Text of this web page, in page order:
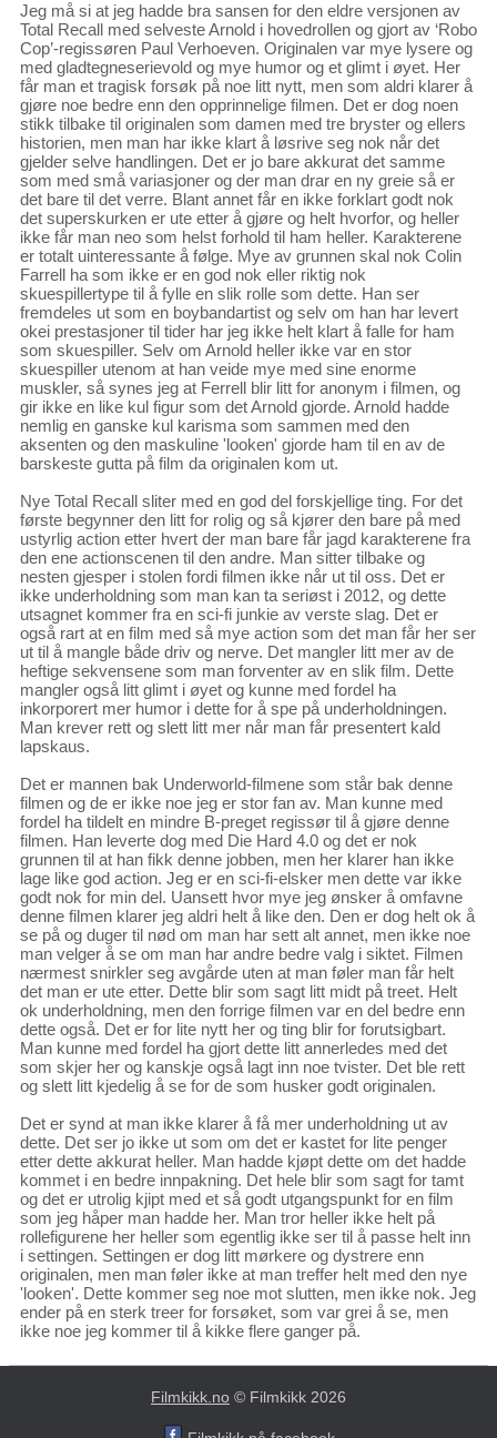
Jeg må si at jeg hadde bra sansen for den eldre versjonen av
Total Recall med selveste Arnold i hovedrollen og gjort av ‘Robo
Cop’-regissøren Paul Verhoeven. Originalen var mye lysere og
med gladtegneserievold og mye humor og et glimt i øyet. Her
får man et tragisk forsøk på noe litt nytt, men som aldri klarer å
gjøre noe bedre enn den opprinnelige filmen. Det er dog noen
stikk tilbake til originalen som damen med tre bryster og ellers
historien, men man har ikke klart å løsrive seg nok når det
gjelder selve handlingen. Det er jo bare akkurat det samme
som med små variasjoner og der man drar en ny greie så er
det bare til det verre. Blant annet får en ikke forklart godt nok
det superskurken er ute etter å gjøre og helt hvorfor, og heller
ikke får man neo som helst forhold til ham heller. Karakterene
er totalt uinteressante å følge. Mye av grunnen skal nok Colin
Farrell ha som ikke er en god nok eller riktig nok
skuespillertype til å fylle en slik rolle som dette. Han ser
fremdeles ut som en boybandartist og selv om han har levert
okei prestasjoner til tider har jeg ikke helt klart å falle for ham
som skuespiller. Selv om Arnold heller ikke var en stor
skuespiller utenom at han veide mye med sine enorme
muskler, så synes jeg at Ferrell blir litt for anonym i filmen, og
gir ikke en like kul figur som det Arnold gjorde. Arnold hadde
nemlig en ganske kul karisma som sammen med den
aksenten og den maskuline 'looken' gjorde ham til en av de
barskeste gutta på film da originalen kom ut.
Nye Total Recall sliter med en god del forskjellige ting. For det
første begynner den litt for rolig og så kjører den bare på med
ustyrlig action etter hvert der man bare får jagd karakterene fra
den ene actionscenen til den andre. Man sitter tilbake og
nesten gjesper i stolen fordi filmen ikke når ut til oss. Det er
ikke underholdning som man kan ta seriøst i 2012, og dette
utsagnet kommer fra en sci-fi junkie av verste slag. Det er
også rart at en film med så mye action som det man får her ser
ut til å mangle både driv og nerve. Det mangler litt mer av de
heftige sekvensene som man forventer av en slik film. Dette
mangler også litt glimt i øyet og kunne med fordel ha
inkorporert mer humor i dette for å spe på underholdningen.
Man krever rett og slett litt mer når man får presentert kald
lapskaus.
Det er mannen bak Underworld-filmene som står bak denne
filmen og de er ikke noe jeg er stor fan av. Man kunne med
fordel ha tildelt en mindre B-preget regissør til å gjøre denne
filmen. Han leverte dog med Die Hard 4.0 og det er nok
grunnen til at han fikk denne jobben, men her klarer han ikke
lage like god action. Jeg er en sci-fi-elsker men dette var ikke
godt nok for min del. Uansett hvor mye jeg ønsker å omfavne
denne filmen klarer jeg aldri helt å like den. Den er dog helt ok å
se på og duger til nød om man har sett alt annet, men ikke noe
man velger å se om man har andre bedre valg i siktet. Filmen
nærmest snirkler seg avgårde uten at man føler man får helt
det man er ute etter. Dette blir som sagt litt midt på treet. Helt
ok underholdning, men den forrige filmen var en del bedre enn
dette også. Det er for lite nytt her og ting blir for forutsigbart.
Man kunne med fordel ha gjort dette litt annerledes med det
som skjer her og kanskje også lagt inn noe tvister. Det ble rett
og slett litt kjedelig å se for de som husker godt originalen.
Det er synd at man ikke klarer å få mer underholdning ut av
dette. Det ser jo ikke ut som om det er kastet for lite penger
etter dette akkurat heller. Man hadde kjøpt dette om det hadde
kommet i en bedre innpakning. Det hele blir som sagt for tamt
og det er utrolig kjipt med et så godt utgangspunkt for en film
som jeg håper man hadde her. Man tror heller ikke helt på
rollefigurene her heller som egentlig ikke ser til å passe helt inn
i settingen. Settingen er dog litt mørkere og dystrere enn
originalen, men man føler ikke at man treffer helt med den nye
'looken'. Dette kommer seg noe mot slutten, men ikke nok. Jeg
ender på en sterk treer for forsøket, som var grei å se, men
ikke noe jeg kommer til å kikke flere ganger på.
Filmkikk.no © Filmkikk 2026